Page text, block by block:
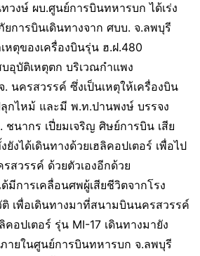
งษ์ ผบ.ศูนย์การบินทหารบก ได้เร่ง
การบินเดินทางจาก ศบบ. จ.ลพบุรี
หตุของเครื่องบินรุ่น ฮ.ฝ.480
อุบัติเหตุตก บริเวณกำแพง
นครสวรรค์ ซึ่งเป็นเหตุให้เครื่องบิน
กไหม้ และมี พ.ท.ปานพงษ์ บรรจง
ชนากร เปี่ยมเจริญ ศิษย์การบิน เสีย
งได้เดินทางด้วยเฮลิคอปเตอร์ เพื่อไป
สวรรค์ ด้วยตัวเองอีกด้วย
มีการเคลื่อนศพผู้เสียชีวิตจากโรง
เพื่อเดินทางมาที่สนามบินนครสวรรค์
อปเตอร์ รุ่น MI-17 เดินทางมายัง
ยในศูนย์การบินทหารบก จ.ลพบุรี